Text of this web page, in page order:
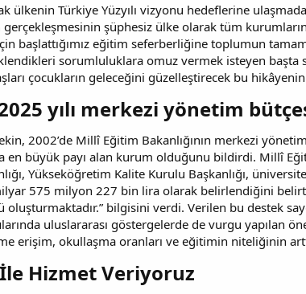
ülkenin Türkiye Yüzyılı vizyonu hedeflerine
gerçekleşmesinin şüphesiz ülke olarak tüm
başlattığımız eğitim seferberliğine toplumun
sorumluluklara omuz vermek isteyen başta
çocukların geleceğini güzelleştirecek bu
yılı merkezi yönetim
2002’de Millî Eğitim Bakanlığının merkezi
en büyük payı alan kurum olduğunu bildirdi. Millî
Yükseköğretim Kalite Kurulu Başkanlığı,
575 milyon 227 bin lira olarak belirlendiğini
oluşturmaktadır.” bilgisini verdi. Verilen bu destek
uluslararası göstergelerde de vurgu yapılan
erişim, okullaşma oranları ve eğitimin niteliğinin
Hizmet Veriyoruz​